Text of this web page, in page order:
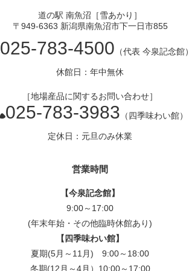
道の駅 南魚沼［雪あかり］
〒949-6363 新潟県南魚沼市下一日市855
025-783-4500 （代表 今泉記念館）
休館日：年中無休
［地場産品に関するお問い合わせ］
025-783-3983 （四季味わい館）
定休日：元旦のみ休業
営業時間
【今泉記念館】
9:00～17:00
(年末年始・その他臨時休館あり)
【四季味わい館】
夏期(5月～11月) 9:00～18:00
冬期(12月～4月）10:00～17:00